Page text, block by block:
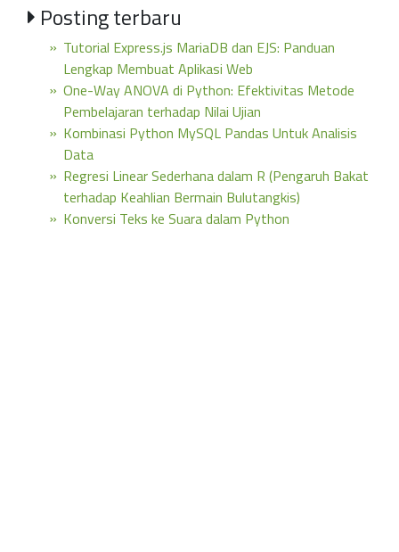
Posting terbaru
Tutorial Express.js MariaDB dan EJS: Panduan
Lengkap Membuat Aplikasi Web
One-Way ANOVA di Python: Efektivitas Metode
Pembelajaran terhadap Nilai Ujian
Kombinasi Python MySQL Pandas Untuk Analisis
Data
Regresi Linear Sederhana dalam R (Pengaruh Bakat
terhadap Keahlian Bermain Bulutangkis)
Konversi Teks ke Suara dalam Python